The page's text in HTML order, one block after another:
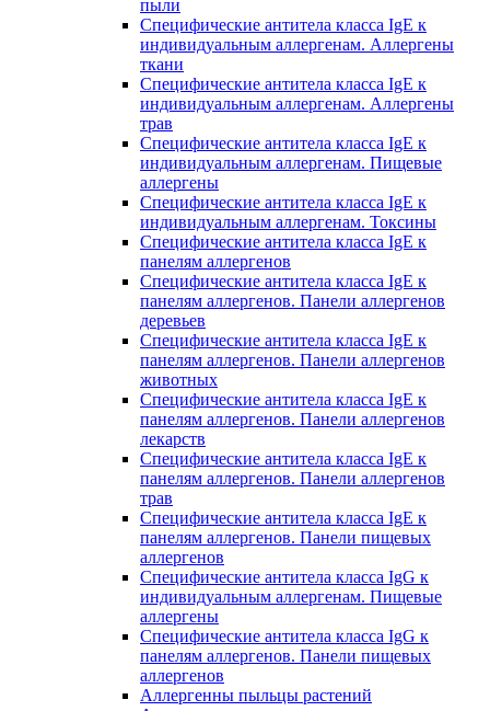
пыли
Специфические антитела класса IgE к
индивидуальным аллергенам. Аллергены
ткани
Специфические антитела класса IgE к
индивидуальным аллергенам. Аллергены
трав
Специфические антитела класса IgE к
индивидуальным аллергенам. Пищевые
аллергены
Специфические антитела класса IgE к
индивидуальным аллергенам. Токсины
Специфические антитела класса IgE к
панелям аллергенов
Специфические антитела класса IgE к
панелям аллергенов. Панели аллергенов
деревьев
Специфические антитела класса IgE к
панелям аллергенов. Панели аллергенов
животных
Специфические антитела класса IgE к
панелям аллергенов. Панели аллергенов
лекарств
Специфические антитела класса IgE к
панелям аллергенов. Панели аллергенов
трав
Специфические антитела класса IgE к
панелям аллергенов. Панели пищевых
аллергенов
Специфические антитела класса IgG к
индивидуальным аллергенам. Пищевые
аллергены
Специфические антитела класса IgG к
панелям аллергенов. Панели пищевых
аллергенов
Аллергенны пыльцы растений